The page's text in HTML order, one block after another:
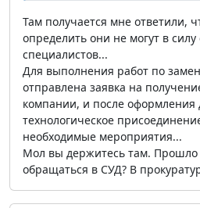
Там получается мне ответили,
определить они не могут в силу
специалистов...
Для выполнения работ по
отправлена заявка на
компании, и после оформления
технологическое
необходимые мероприятия...
Мол вы держитесь там. Прошло
обращаться в СУД? В